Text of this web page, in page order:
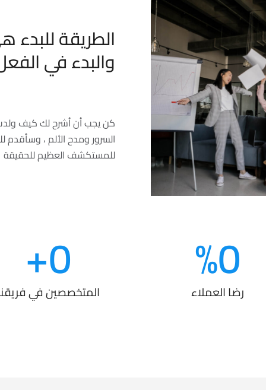
الطريقة
والبدء في
كن يجب أن أشرح لك كيف
السرور ومدح الألم ، وسأقدم
للمستكشف العظيم للحقيقة
رضا العملاء
0
% المتخصصين في
0
+